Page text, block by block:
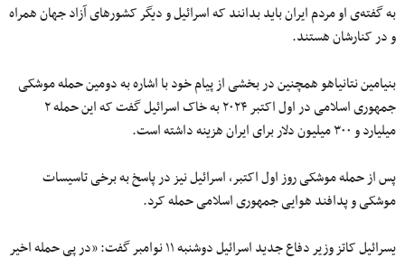
به گفته‌ی او مردم ایران باید بدانند که اسرائیل و دیگر کشورهای آزاد جهان همراه
و در کنارشان هستند.
بنیامین نتانیاهو همچنین در بخشی از پیام خود با اشاره به دومین حمله موشکی
جمهوری اسلامی در اول اکتبر ۲۰۲۴ به خاک اسرائیل گفت که این حمله ۲
میلیارد و ۳۰۰ میلیون دلار برای ایران هزینه داشته است.
پس از حمله موشکی روز اول اکتبر، اسرائیل نیز در پاسخ به برخی تاسیسات
موشکی و پدافند هوایی جمهوری اسلامی حمله کرد.
یسرائیل کاتز وزیر دفاع جدید اسرائیل دوشنبه ۱۱ نوامبر گفت: «در پی حمله اخیر